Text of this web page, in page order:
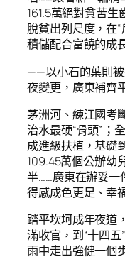
161.5萬絕對貧苦
脫貧出列尺度，在
積儲配合富饒的成
——以小石的葉則
夜變更，廣東補齊
茅洲河、練江國考
治水最硬“骨頭”；全
成進級扶植，基礎
109.45萬個公辦幼
半……廣東在辦妥一
得感成色更足、幸
踏平坎坷成年夜道
滿收官，到“十四五
雨中走出強健一個